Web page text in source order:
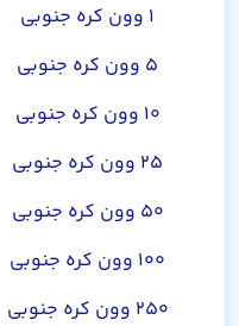
۱ وون کره جنوبی
۵ وون کره جنوبی
۱۰ وون کره جنوبی
۲۵ وون کره جنوبی
۵۰ وون کره جنوبی
۱۰۰ وون کره جنوبی
۲۵۰ وون کره جنوبی